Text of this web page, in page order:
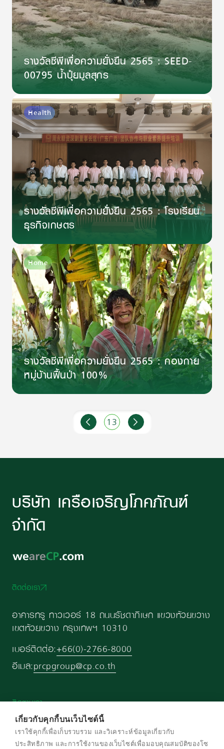
เกี่ยวกับคุกกี้บนเว็บไซต์นี้
เราใช้คุกกี้เพื่อเก็บรวบรวม และวิเคราะห์ข้อมูลเกี่ยวกับ
ประสิทธิภาพ และการใช้งานของเว็บไซต์เพื่อมอบคุณสมบัติของโซ
รางวัลซีพีเพื่อความยั่งยืน 2565 : SEED-
00795 น้ำปุ๋ยมูลสุกร
Health
รางวัลซีพีเพื่อความยั่งยืน 2565 : โรงเรียน
ธุรกิจเกษตร
Home
รางวัลซีพีเพื่อความยั่งยืน 2565 : กองกาย
หมู่บ้านฟื้นป่า 100%
13
บริษัท เครือเจริญโภคภัณฑ์
จำกัด
ติดต่อเรา
อาคารทรู ทาวเวอร์ 18 ถนนรัชดาภิเษก แขวงห้วยขวาง
เขตห้วยขวาง กรุงเทพฯ 10310
เบอร์ติดต่อ:+66(0)-2766-8000
อีเมล:prcpgroup@cp.co.th
ติดตามเรา